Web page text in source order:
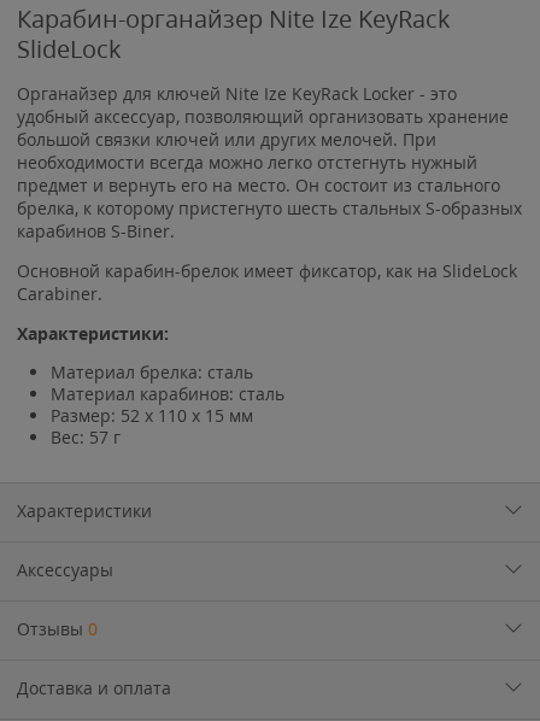
Карабин-органайзер Nite Ize KeyRack
SlideLock
Органайзер для ключей Nite Ize KeyRack Locker - это
удобный аксессуар, позволяющий организовать хранение
большой связки ключей или других мелочей. При
необходимости всегда можно легко отстегнуть нужный
предмет и вернуть его на место. Он состоит из стального
брелка, к которому пристегнуто шесть стальных S-образных
карабинов S-Biner.
Основной карабин-брелок имеет фиксатор, как на SlideLock
Carabiner.
Характеристики:
Материал брелка: сталь
Материал карабинов: сталь
Размер: 52 х 110 х 15 мм
Вес: 57 г
Характеристики
Аксессуары
Отзывы 0
Доставка и оплата